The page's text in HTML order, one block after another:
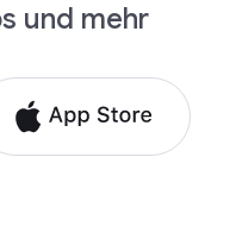
und mehr